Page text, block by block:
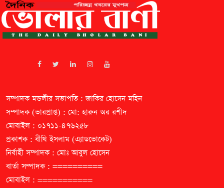
সম্পাদক মন্ডলীর সভাপতি : জাকির হোসেন মহিন
সম্পাদক (ভারপ্রাপ্ত) : মো: হারুন অর রশীদ
মোবাইল : ০১৭১১-৪৭৬২৫৮
প্রকাশক : বীথি ইসলাম (এ্যাডভোকেট)
নির্বাহী সম্পাদক : মোঃ আবুল হোসেন
বার্তা সম্পাদক : ==========
মোবাইল : ===========